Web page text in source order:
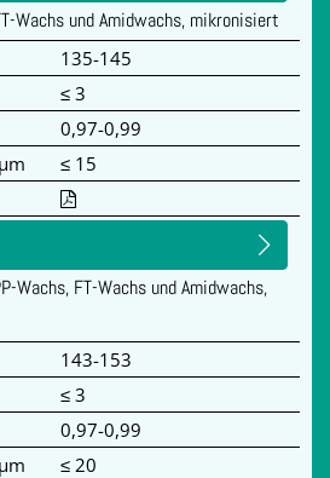
Wachs und Amidwachs, mikronisiert
135-145
≤ 3
0,97-0,99
≤ 15
Wachs, FT-Wachs und Amidwachs,
143-153
≤ 3
0,97-0,99
≤ 20